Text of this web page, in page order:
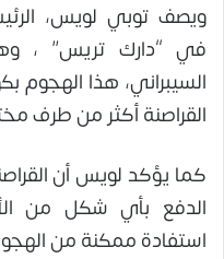
ويصف توبي لويس،
في “دارك تريس” ،
السيبراني، هذا الهجوم
القراصنة أكثر من طرف
كما يؤكد لويس أن
الدفع بأي شكل من
استفادة ممكنة من